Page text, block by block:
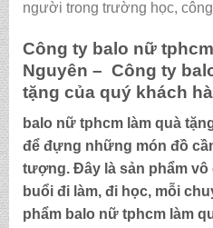
người trong trường học,
Công ty balo nữ
Nguyên – Công ty
tặng của quý khách
balo nữ tphcm làm quà
để đựng những món đồ
tượng. Đây là sản phẩm
buổi đi làm, đi học, mỗi
phẩm balo nữ tphcm làm